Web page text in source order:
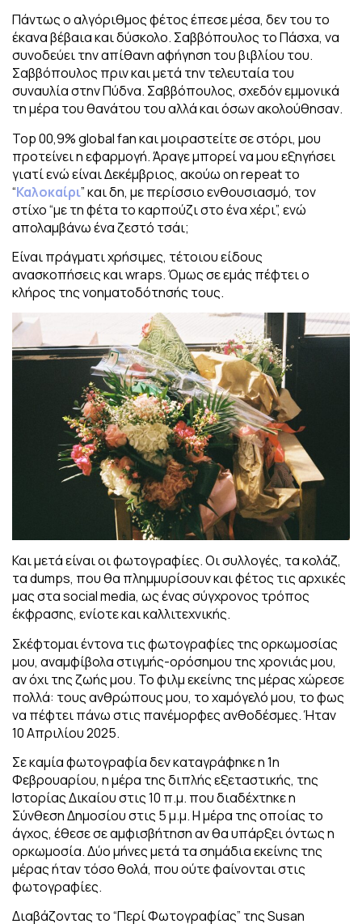
Πάντως ο αλγόριθμος φέτος έπεσε μέσα, δεν του το
έκανα βέβαια και δύσκολο. Σαββόπουλος το Πάσχα, να
συνοδεύει την απίθανη αφήγηση του βιβλίου του.
Σαββόπουλος πριν και μετά την τελευταία του
συναυλία στην Πύδνα. Σαββόπουλος, σχεδόν εμμονικά
τη μέρα του θανάτου του αλλά και όσων ακολούθησαν.
Top 00,9% global fan και μοιραστείτε σε στόρι, μου
προτείνει η εφαρμογή. Άραγε μπορεί να μου εξηγήσει
γιατί ενώ είναι Δεκέμβριος, ακούω on repeat το
“Καλοκαίρι” και δη, με περίσσιο ενθουσιασμό, τον
στίχο “με τη φέτα το καρπούζι στο ένα χέρι”, ενώ
απολαμβάνω ένα ζεστό τσάι;
Είναι πράγματι χρήσιμες, τέτοιου είδους
ανασκοπήσεις και wraps. Όμως σε εμάς πέφτει ο
κλήρος της νοηματοδότησής τους.
Και μετά είναι οι φωτογραφίες. Οι συλλογές, τα κολάζ,
τα dumps, που θα πλημμυρίσουν και φέτος τις αρχικές
μας στα social media, ως ένας σύγχρονος τρόπος
έκφρασης, ενίοτε και καλλιτεχνικής.
Σκέφτομαι έντονα τις φωτογραφίες της ορκωμοσίας
μου, αναμφίβολα στιγμής-ορόσημου της χρονιάς μου,
αν όχι της ζωής μου. Το φιλμ εκείνης της μέρας χώρεσε
πολλά: τους ανθρώπους μου, το χαμόγελό μου, το φως
να πέφτει πάνω στις πανέμορφες ανθοδέσμες. Ήταν
10 Απριλίου 2025.
Σε καμία φωτογραφία δεν καταγράφηκε η 1η
Φεβρουαρίου, η μέρα της διπλής εξεταστικής, της
Ιστορίας Δικαίου στις 10 π.μ. που διαδέχτηκε η
Σύνθεση Δημοσίου στις 5 μ.μ. Η μέρα της οποίας το
άγχος, έθεσε σε αμφισβήτηση αν θα υπάρξει όντως η
ορκωμοσία. Δύο μήνες μετά τα σημάδια εκείνης της
μέρας ήταν τόσο θολά, που ούτε φαίνονται στις
φωτογραφίες.
Διαβάζοντας το “Περί Φωτογραφίας” της Susan